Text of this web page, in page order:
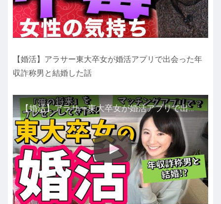
【婚活】アラサー東大卒女が婚活アプリで出会った年
収詐称男と結婚した話
【婚活】アラサー東大卒女が婚活アプリで出会った年収詐称男と結婚した話